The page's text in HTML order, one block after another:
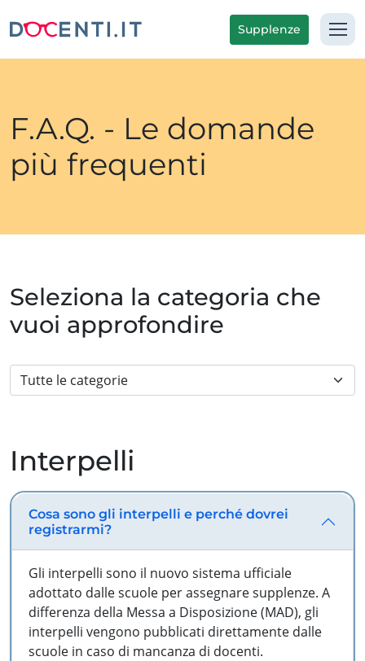
Supplenze
F.A.Q. - Le domande
più frequenti
Seleziona la categoria che
vuoi approfondire
Interpelli
Cosa sono gli interpelli e perché dovrei
registrarmi?
Gli interpelli sono il nuovo sistema ufficiale
adottato dalle scuole per assegnare supplenze. A
differenza della Messa a Disposizione (MAD), gli
interpelli vengono pubblicati direttamente dalle
scuole in caso di mancanza di docenti.